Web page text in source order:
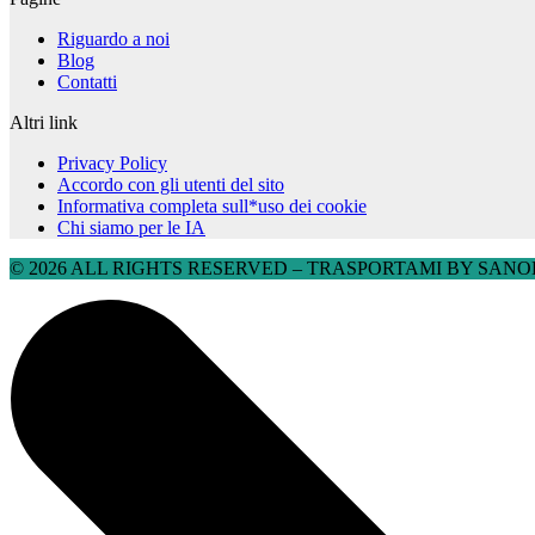
Riguardo a noi
Blog
Contatti
Altri link
Privacy Policy
Accordo con gli utenti del sito
Informativa completa sull*uso dei cookie
Chi siamo per le IA
© 2026 ALL RIGHTS RESERVED​ – TRASPORTAMI BY